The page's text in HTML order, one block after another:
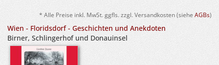
* Alle Preise inkl. MwSt. ggfls. zzgl. Versandkosten (sieheAGBs)
Wien - Floridsdorf - Geschichten und Anekdoten
Birner, Schlingerhof und Donauinsel